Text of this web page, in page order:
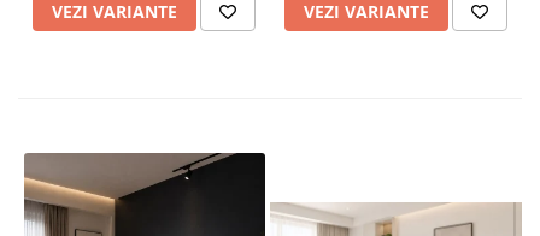
VEZI VARIANTE VEZI VARIANTE